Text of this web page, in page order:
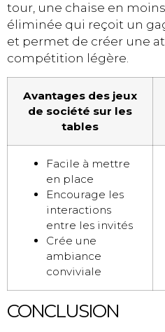
tour, une chaise en
éliminée qui reçoit un
et permet de créer une
compétition légère.
Avantages des jeux
de société sur les
tables
Facile à mettre
en place
Encourage les
interactions
entre les invités
Crée une
ambiance
conviviale
CONCLUSION